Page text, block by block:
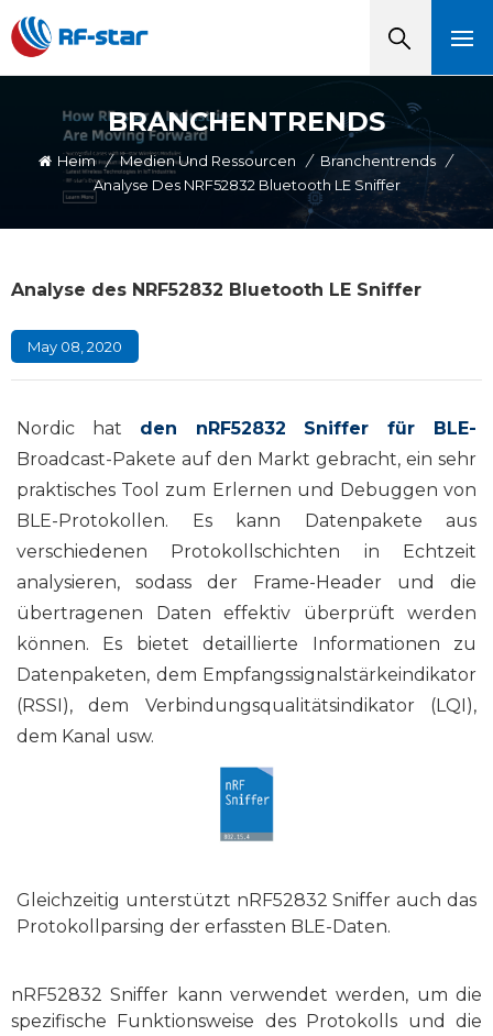
BRANCHENTRENDS
Heim / Medien Und Ressourcen / Branchentrends
/
Analyse Des NRF52832 Bluetooth LE Sniffer
Analyse des NRF52832 Bluetooth LE Sniffer
May 08, 2020
Nordic hat den nRF52832 Sniffer für BLE-
Broadcast-Pakete auf den Markt gebracht, ein sehr
praktisches Tool zum Erlernen und Debuggen von
BLE-Protokollen. Es kann Datenpakete aus
verschiedenen Protokollschichten in Echtzeit
analysieren, sodass der Frame-Header und die
übertragenen Daten effektiv überprüft werden
können. Es bietet detaillierte Informationen zu
Datenpaketen, dem Empfangssignalstärkeindikator
(RSSI), dem Verbindungsqualitätsindikator (LQI),
dem Kanal usw.
Gleichzeitig unterstützt nRF52832 Sniffer auch das
Protokollparsing der erfassten BLE-Daten.
nRF52832 Sniffer kann verwendet werden, um die
spezifische Funktionsweise des Protokolls und die